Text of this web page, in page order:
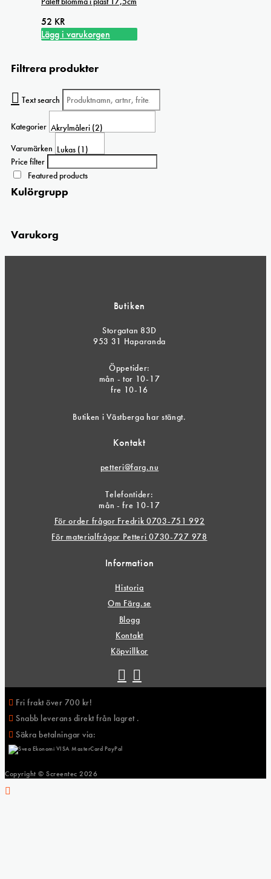
52 KR
Lägg i varukorgen
Filtrera produkter
Text search
Kategorier
Varumärken
Price filter
Featured products
Kulörgrupp
Varukorg
Butiken
Storgatan 83D
953 31 Haparanda
Öppetider:
mån - tor 10-17
fre 10-16
Butiken i Västberga har stängt.
Kontakt
petteri@farg.nu
Telefontider:
mån - fre 10-17
För order frågor Fredrik 0703-751 992
För materialfrågor Petteri 0730-727 978
Information
Historia
Om Färg.se
Blogg
Kontakt
Köpvillkor
Fri frakt över 700 kr!
Snabb leverans direkt från lagret .
Säkra betalningar via:
Copyright © Screentec 2026